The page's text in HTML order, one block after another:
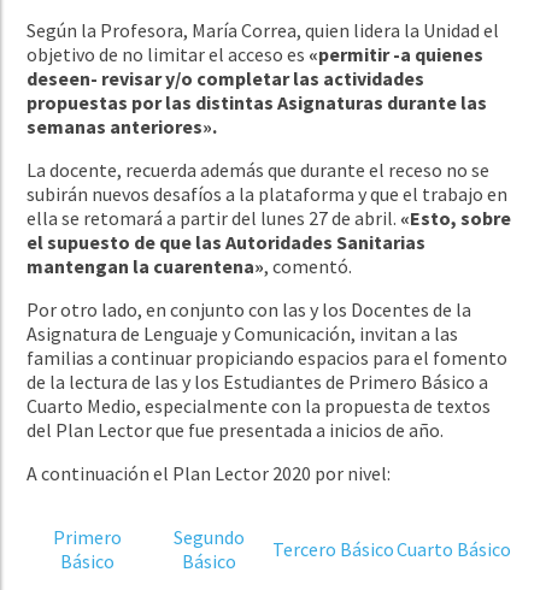
Según la Profesora, María Correa, quien lidera la Unidad el
objetivo de no limitar el acceso es «permitir -a quienes
deseen- revisar y/o completar las actividades
propuestas por las distintas Asignaturas durante las
semanas anteriores».
La docente, recuerda además que durante el receso no se
subirán nuevos desafíos a la plataforma y que el trabajo en
ella se retomará a partir del lunes 27 de abril. «Esto, sobre
el supuesto de que las Autoridades Sanitarias
mantengan la cuarentena», comentó.
Por otro lado, en conjunto con las y los Docentes de la
Asignatura de Lenguaje y Comunicación, invitan a las
familias a continuar propiciando espacios para el fomento
de la lectura de las y los Estudiantes de Primero Básico a
Cuarto Medio, especialmente con la propuesta de textos
del Plan Lector que fue presentada a inicios de año.
A continuación el Plan Lector 2020 por nivel:
Primero
Básico
Segundo
Básico
Tercero BásicoCuarto Básico